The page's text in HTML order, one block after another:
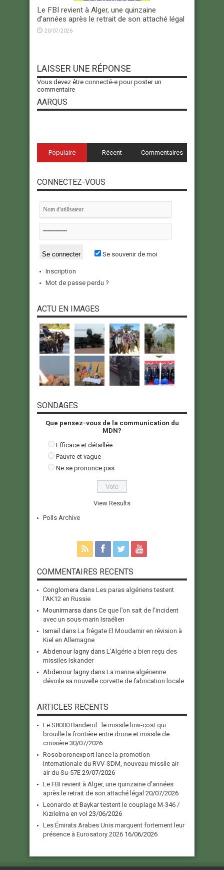
Le FBI revient à Alger, une quinzaine
d’années après le retrait de son attaché légal
20/07/2026
LAISSER UNE RÉPONSE
Vous devez être connecté-e pour poster un
commentaire
AARQUS
Populaire Récent Commentaires
CONNECTEZ-VOUS
Se souvenir de moi
Inscription
Mot de passe perdu ?
ACTU EN IMAGES
SONDAGES
Que pensez-vous de la communication du
MDN?
Efficace et détaillée
Pauvre et vague
Ne se prononce pas
View Results
Polls Archive
COMMENTAIRES RECENTS
Conglomera dans Les paras algériens testent
l’AK12 en Russie
Mounirmarsa dans Ce que l’on sait de l’incident
avec un sous-marin Israélien
Ismail dans La frégate El Moudamir en révision à
Kiel en Allemagne
Abdenour lagny dans L’Algérie a bien reçu des
missiles Iskander
Abdenour lagny dans La marine algérienne
dévoile sa nouvelle corvette de fabrication locale
ARTICLES RECENTS
Le S8000 Banderol : le missile low-cost qui
brouille la frontière entre drone et missile de
croisière 30/07/2026
Rosoboronexport lance la promotion
internationale du RVV-SDM, nouveau missile air-
air du Su-57E 29/07/2026
Le FBI revient à Alger, une quinzaine d’années
après le retrait de son attaché légal 20/07/2026
Leonardo et Baykar testent le couplage M-346 /
Kızılelma en vol 23/06/2026
Les Émirats Arabes Unis marquent fortement leur
présence à Eurosatory 2026 16/06/2026